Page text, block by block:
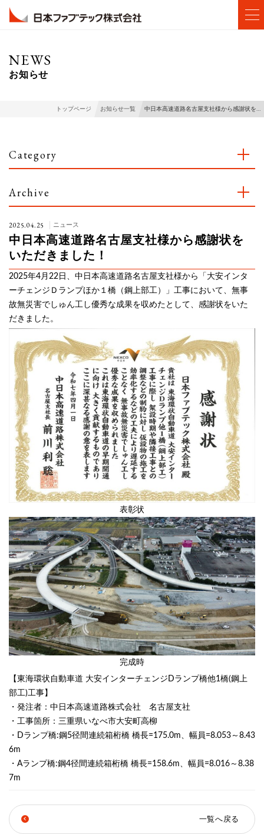
NEWS
お知らせ
トップページ お知らせ一覧 中日本高速道路名古屋支社様から感謝状を…
Category
Archive
2025.04.25 ニュース
中日本高速道路名古屋支社様から感謝状を
いただきました！
2025年4月22日、中日本高速道路名古屋支社様から「大安インタ
ーチェンジＤランプほか１橋（鋼上部工）」工事において、無事
故無災害でしゅん工し優秀な成果を収めたとして、感謝状をいた
だきました。
表彰状
完成時
【東海環状自動車道 大安インターチェンジDランプ橋他1橋(鋼上
部工)工事】
・発注者：中日本高速道路株式会社 名古屋支社
・工事箇所：三重県いなべ市大安町高柳
・Dランプ橋:鋼5径間連続箱桁橋 橋長=175.0m、幅員=8.053～8.43
6m
・Aランプ橋:鋼4径間連続箱桁橋 橋長=158.6m、幅員=8.016～8.38
7m
一覧へ戻る